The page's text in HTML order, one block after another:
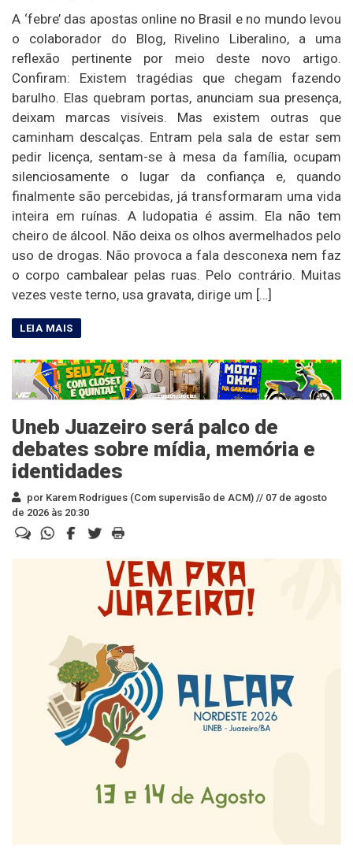
A ‘febre’ das apostas online no Brasil e no mundo levou
o colaborador do Blog, Rivelino Liberalino, a uma
reflexão pertinente por meio deste novo artigo.
Confiram: Existem tragédias que chegam fazendo
barulho. Elas quebram portas, anunciam sua presença,
deixam marcas visíveis. Mas existem outras que
caminham descalças. Entram pela sala de estar sem
pedir licença, sentam-se à mesa da família, ocupam
silenciosamente o lugar da confiança e, quando
finalmente são percebidas, já transformaram uma vida
inteira em ruínas. A ludopatia é assim. Ela não tem
cheiro de álcool. Não deixa os olhos avermelhados pelo
uso de drogas. Não provoca a fala desconexa nem faz
o corpo cambalear pelas ruas. Pelo contrário. Muitas
vezes veste terno, usa gravata, dirige um […]
Uneb Juazeiro será palco de
debates sobre mídia, memória e
identidades
por Karem Rodrigues (Com supervisão de ACM) // 07 de agosto
de 2026 às 20:30